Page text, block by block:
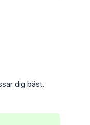
dig bäst.